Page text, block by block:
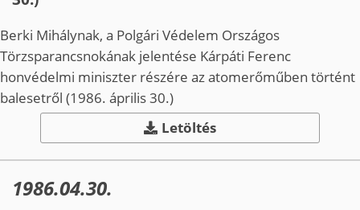
Berki Mihálynak, a Polgári Védelem Országos
Törzsparancsnokának jelentése Kárpáti Ferenc
honvédelmi miniszter részére az atomerőműben történt
balesetről (1986. április 30.)
Letöltés
1986.04.30.